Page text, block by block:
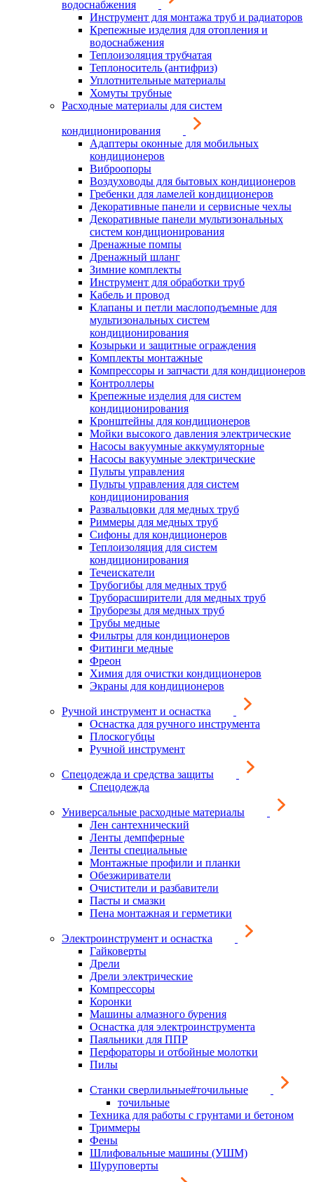
водоснабжения
Инструмент для монтажа труб и радиаторов
Крепежные изделия для отопления и
водоснабжения
Теплоизоляция трубчатая
Теплоноситель (антифриз)
Уплотнительные материалы
Хомуты трубные
Расходные материалы для систем
кондиционирования
Адаптеры оконные для мобильных
кондиционеров
Виброопоры
Воздуховоды для бытовых кондиционеров
Гребенки для ламелей кондиционеров
Декоративные панели и сервисные чехлы
Декоративные панели мультизональных
систем кондиционирования
Дренажные помпы
Дренажный шланг
Зимние комплекты
Инструмент для обработки труб
Кабель и провод
Клапаны и петли маслоподъемные для
мультизональных систем
кондиционирования
Козырьки и защитные ограждения
Комплекты монтажные
Компрессоры и запчасти для кондиционеров
Контроллеры
Крепежные изделия для систем
кондиционирования
Кронштейны для кондиционеров
Мойки высокого давления электрические
Насосы вакуумные аккумуляторные
Насосы вакуумные электрические
Пульты управления
Пульты управления для систем
кондиционирования
Развальцовки для медных труб
Риммеры для медных труб
Сифоны для кондиционеров
Теплоизоляция для систем
кондиционирования
Течеискатели
Трубогибы для медных труб
Труборасширители для медных труб
Труборезы для медных труб
Трубы медные
Фильтры для кондиционеров
Фитинги медные
Фреон
Химия для очистки кондиционеров
Экраны для кондиционеров
Ручной инструмент и оснастка
Оснастка для ручного инструмента
Плоскогубцы
Ручной инструмент
Спецодежда и средства защиты
Спецодежда
Универсальные расходные материалы
Лен сантехнический
Ленты демпферные
Ленты специальные
Монтажные профили и планки
Обезжириватели
Очистители и разбавители
Пасты и смазки
Пена монтажная и герметики
Электроинструмент и оснастка
Гайковерты
Дрели
Дрели электрические
Компрессоры
Коронки
Машины алмазного бурения
Оснастка для электроинструмента
Паяльники для ППР
Перфораторы и отбойные молотки
Пилы
Станки сверлильные#точильные
точильные
Техника для работы с грунтами и бетоном
Триммеры
Фены
Шлифовальные машины (УШМ)
Шуруповерты